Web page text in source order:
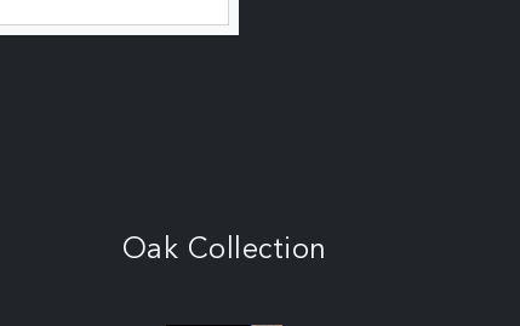
Oak Collection